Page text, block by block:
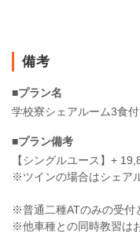
備考
■プラン名
学校寮シェアルーム3食付
■プラン備考
【シングルユース】+
※ツインの場合はシェア
※普通二種ATのみの受付
※他車種との同時教習は